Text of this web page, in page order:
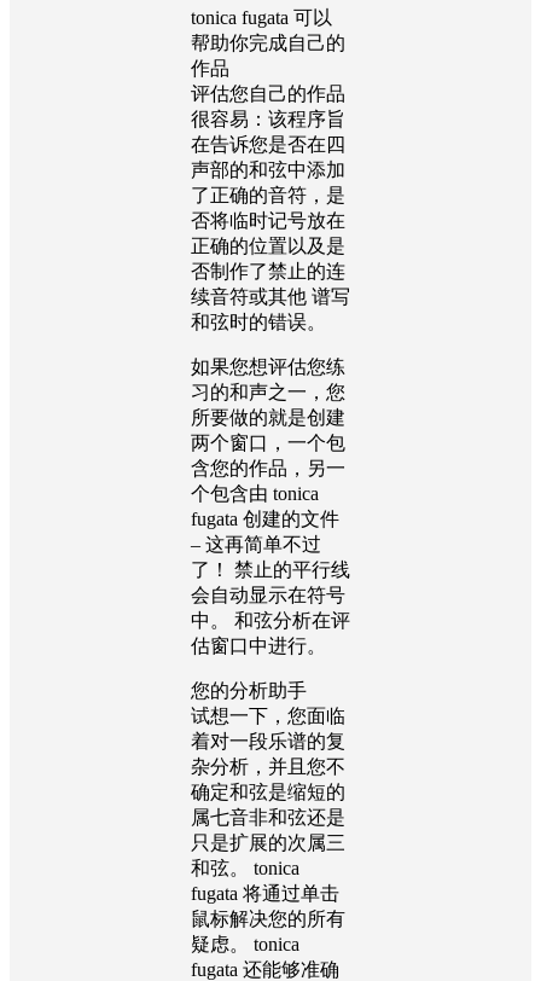
tonica fugata 可以
帮助你完成自己的
作品
评估您自己的作品
很容易：该程序旨
在告诉您是否在四
声部的和弦中添加
了正确的音符，是
否将临时记号放在
正确的位置以及是
否制作了禁止的连
续音符或其他 谱写
和弦时的错误。
如果您想评估您练
习的和声之一，您
所要做的就是创建
两个窗口，一个包
含您的作品，另一
个包含由 tonica
fugata 创建的文件
– 这再简单不过
了！ 禁止的平行线
会自动显示在符号
中。 和弦分析在评
估窗口中进行。
您的分析助手
试想一下，您面临
着对一段乐谱的复
杂分析，并且您不
确定和弦是缩短的
属七音非和弦还是
只是扩展的次属三
和弦。 tonica
fugata 将通过单击
鼠标解决您的所有
疑虑。 tonica
fugata 还能够准确